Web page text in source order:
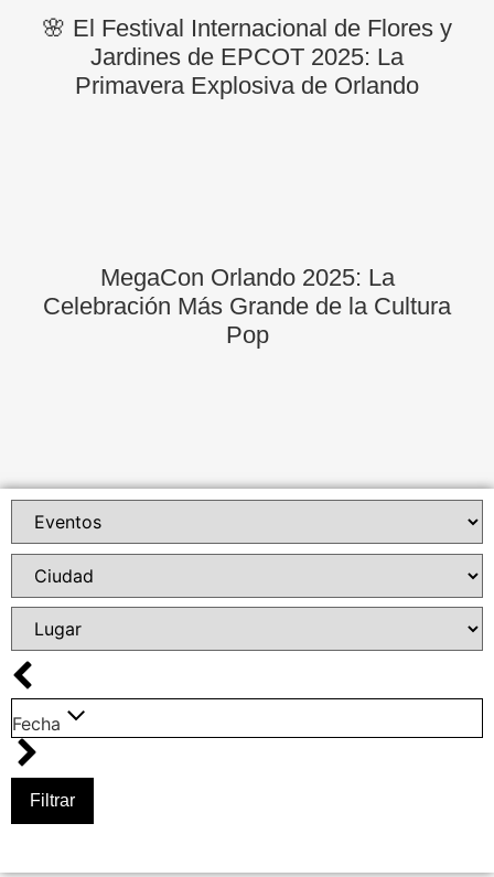
🌸 El Festival Internacional de Flores y
Jardines de EPCOT 2025: La
Primavera Explosiva de Orlando
MegaCon Orlando 2025: La
Celebración Más Grande de la Cultura
Pop
Fecha
Filtrar